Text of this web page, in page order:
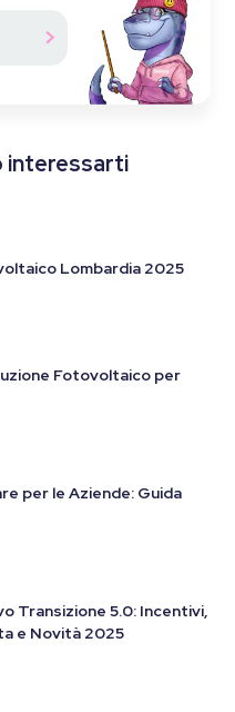
interessarti
Lombardia 2025
Fotovoltaico per
per le Aziende: Guida
Transizione 5.0: Incentivi,
e Novità 2025